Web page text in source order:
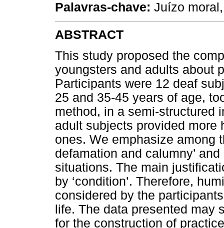
Palavras-chave: Juízo
ABSTRACT
This study proposed the
youngsters and adults about
Participants were 12 deaf
25 and 35-45 years of age,
method, in a semi-structured
adult subjects provided more
ones. We emphasize among
defamation and calumny’
situations. The main
by ‘condition’. Therefore,
considered by the
life. The data presented may
for the construction of